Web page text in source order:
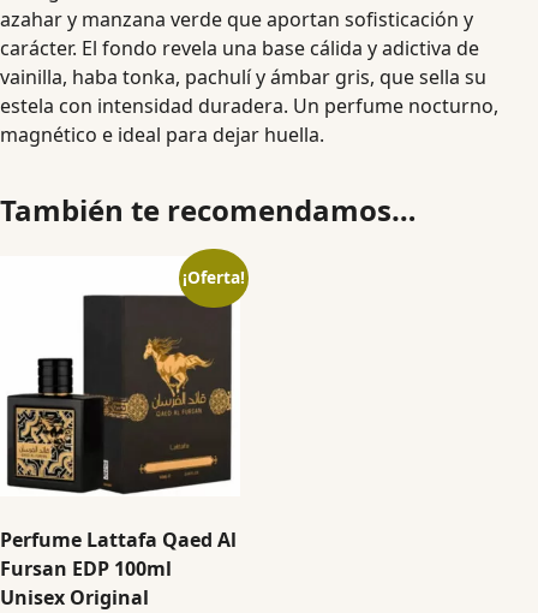
azahar y manzana verde que aportan sofisticación y
carácter. El fondo revela una base cálida y adictiva de
vainilla, haba tonka, pachulí y ámbar gris, que sella su
estela con intensidad duradera. Un perfume nocturno,
magnético e ideal para dejar huella.
También te recomendamos…
¡Oferta!
Perfume Lattafa Qaed Al
Fursan EDP 100ml
Unisex Original